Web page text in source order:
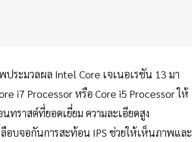
ระมวลผล Intel Core เจเนอเรชัน 13 มา
i7 Processor หรือ Core i5 Processor ให้
ทราสต์ที่ยอดเยี่ยม ความละเอียดสูง
ลือบจอกันการสะท้อน IPS ช่วยให้เห็นภาพและ